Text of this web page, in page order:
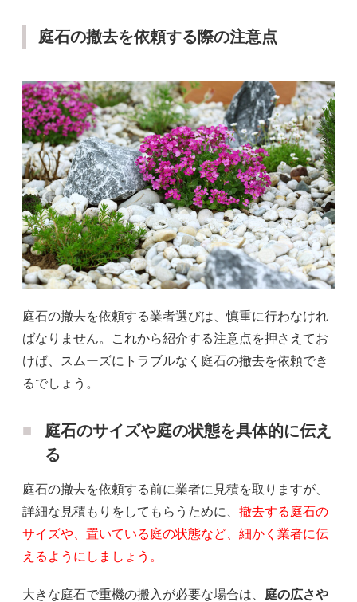
庭石の撤去を依頼する際の注意点
庭石の撤去を依頼する業者選びは、慎重に行わなけれ
ばなりません。これから紹介する注意点を押さえてお
けば、スムーズにトラブルなく庭石の撤去を依頼でき
るでしょう。
庭石のサイズや庭の状態を具体的に伝え
る
庭石の撤去を依頼する前に業者に見積を取りますが、
詳細な見積もりをしてもらうために、 撤去する庭石の
サイズや、置いている庭の状態など、細かく業者に伝
えるようにしましょう。
大きな庭石で重機の搬入が必要な場合は、 庭の広さや